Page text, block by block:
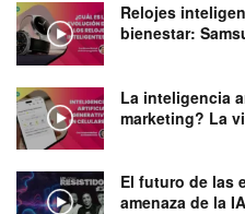
Relojes
bienestar:
La inteligencia
marketing? La
El futuro de las
amenaza de la IA